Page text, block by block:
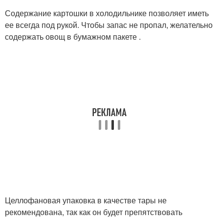
Содержание картошки в холодильнике позволяет иметь
ее всегда под рукой. Чтобы запас не пропал, желательно
содержать овощ в бумажном пакете .
Целлофановая упаковка в качестве тары не
рекомендована, так как он будет препятствовать